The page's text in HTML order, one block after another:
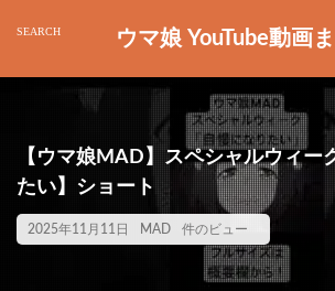
ウマ娘 YouTube動画
【ウマ娘MAD】スペシャルウィー
たい】ショート
2025年11月11日 MAD 件のビュー